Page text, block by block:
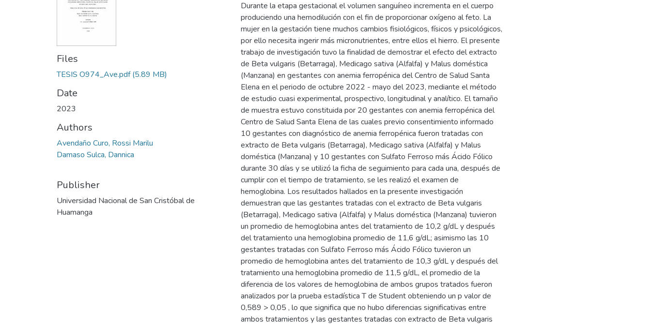
Files
TESIS O974_Ave.pdf(5.89 MB)
Date
2023
Authors
Avendaño Curo, Rossi Marilu
Damaso Sulca, Dannica
Publisher
Universidad Nacional de San Cristóbal de
Huamanga
Durante la etapa gestacional el volumen sanguíneo incrementa en el cuerpo
produciendo una hemodilución con el fin de proporcionar oxígeno al feto. La
mujer en la gestación tiene muchos cambios fisiológicos, físicos y psicológicos,
por ello necesita ingerir más micronutrientes, entre ellos el hierro. El presente
trabajo de investigación tuvo la finalidad de demostrar el efecto del extracto
de Beta vulgaris (Betarraga), Medicago sativa (Alfalfa) y Malus doméstica
(Manzana) en gestantes con anemia ferropénica del Centro de Salud Santa
Elena en el periodo de octubre 2022 - mayo del 2023, mediante el método
de estudio cuasi experimental, prospectivo, longitudinal y analítico. El tamaño
de muestra estuvo constituida por 20 gestantes con anemia ferropénica del
Centro de Salud Santa Elena de las cuales previo consentimiento informado
10 gestantes con diagnóstico de anemia ferropénica fueron tratadas con
extracto de Beta vulgaris (Betarraga), Medicago sativa (Alfalfa) y Malus
doméstica (Manzana) y 10 gestantes con Sulfato Ferroso más Ácido Fólico
durante 30 días y se utilizó la ficha de seguimiento para cada una, después de
cumplir con el tiempo de tratamiento, se les realizó el examen de
hemoglobina. Los resultados hallados en la presente investigación
demuestran que las gestantes tratadas con el extracto de Beta vulgaris
(Betarraga), Medicago sativa (Alfalfa) y Malus doméstica (Manzana) tuvieron
un promedio de hemoglobina antes del tratamiento de 10,2 g/dL y después
del tratamiento una hemoglobina promedio de 11,6 g/dL; asimismo las 10
gestantes tratadas con Sulfato Ferroso más Ácido Fólico tuvieron un
promedio de hemoglobina antes del tratamiento de 10,3 g/dL y después del
tratamiento una hemoglobina promedio de 11,5 g/dL, el promedio de la
diferencia de los valores de hemoglobina de ambos grupos tratados fueron
analizados por la prueba estadística T de Student obteniendo un p valor de
0,589 > 0,05 , lo que significa que no hubo diferencias significativas entre
ambos tratamientos y las gestantes tratadas con extracto de Beta vulgaris